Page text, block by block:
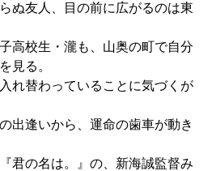
ぬ友人、目の前に広がるのは東
高校生・瀧も、山奥の町で自分
見る。
れ替わっていることに気づくが
出逢いから、運命の歯車が動き
君の名は。』の、新海誠監督み